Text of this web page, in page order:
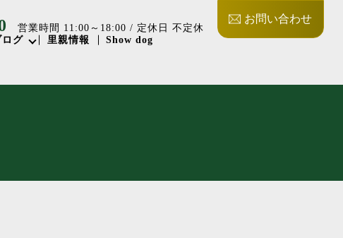
営業時間 11:00～18:00 / 定休日 不定休
お問い合わせ
ログ 里親情報 Show dog